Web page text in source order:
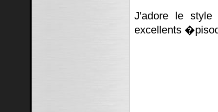
J'adore le
excellents